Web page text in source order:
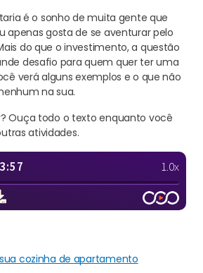
é o sonho de muita gente que
apenas gosta de se aventurar pelo
do que o investimento, a questão
desafio para quem quer ter uma
verá alguns exemplos e o que não
na sua.
Ouça todo o texto enquanto você
atividades.
cozinha de apartamento